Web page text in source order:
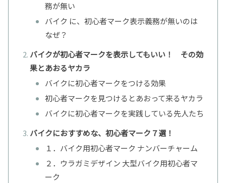
務が無い
バイク に、初心者マーク表示義務が無いのは
なぜ？
バイクが初心者マークを表示してもいい！ その効
果とあおるヤカラ
バイクに初心者マークをつける効果
初心者マークを見つけるとあおって来るヤカラ
バイクに初心者マークを実践している先人たち
バイクにおすすめな、初心者マーク７選！
１．バイク用初心者マーク ナンバーチャーム
２．ウラガミデザイン 大型バイク用初心者マ
ーク